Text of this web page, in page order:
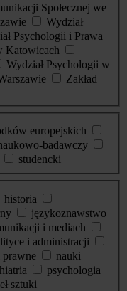
Społecznej we
Wydział
Psychologii i Prawa
Katowicach
Wydział Psychologii w
Zakład
europejskich
badawczy
studencki
historia
językoznawstwo
i mediach
i administracji
prawne
nauki
psychologia
sztuki